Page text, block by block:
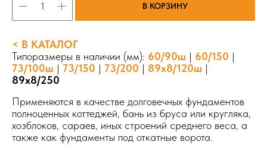
В КОРЗИНУ
< В КАТАЛОГ
Типоразмеры в наличии (мм): 60/90ш | 60/150 |
73/100ш | 73/150 | 73/200 | 89х8/120ш |
89х8/250
Применяются в качестве долговечных фундаментов
полноценных коттеджей, бань из бруса или кругляка,
хозблоков, сараев, иных строений среднего веса, а
также как фундаменты под откатные ворота.